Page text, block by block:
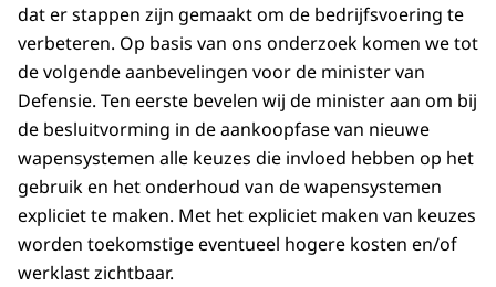
dat er stappen zijn gemaakt om de bedrijfsvoering te
verbeteren. Op basis van ons onderzoek komen we tot
de volgende aanbevelingen voor de minister van
Defensie. Ten eerste bevelen wij de minister aan om bij
de besluitvorming in de aankoopfase van nieuwe
wapensystemen alle keuzes die invloed hebben op het
gebruik en het onderhoud van de wapensystemen
expliciet te maken. Met het expliciet maken van keuzes
worden toekomstige eventueel hogere kosten en/of
werklast zichtbaar.